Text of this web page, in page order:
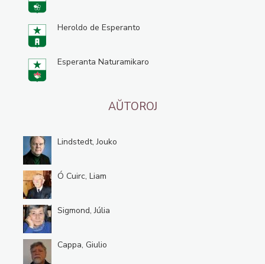
Heroldo de Esperanto
Esperanta Naturamikaro
AŬTOROJ
Lindstedt, Jouko
Ó Cuirc, Liam
Sigmond, Júlia
Cappa, Giulio